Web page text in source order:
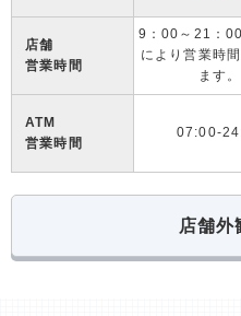
店舗
営業時間
9：00～21：
により営業時
ます。
ATM
営業時間
07:00-
店舗外